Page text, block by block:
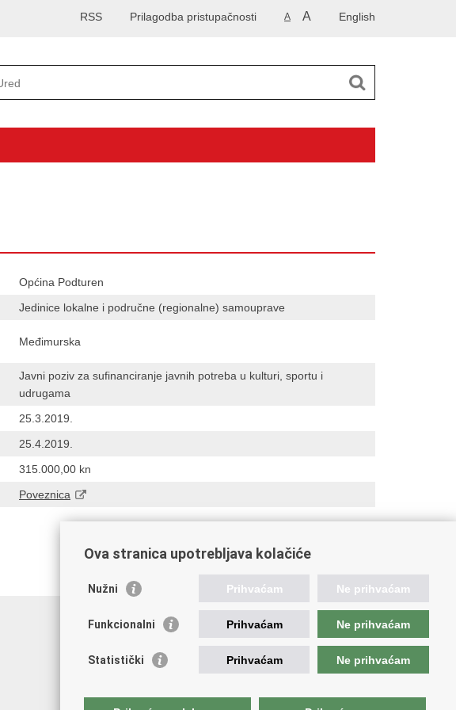
English
A A
Prilagodba pristupačnosti
RSS
Općina Podturen
Jedinice lokalne i područne (regionalne) samouprave
Međimurska
Javni poziv za sufinanciranje javnih potreba u kulturi, sportu i
udrugama
25.3.2019.
25.4.2019.
315.000,00 kn
Poveznica
Važne poveznice
Vlada Republike Hrvatske
Registar udruga
Ova stranica upotrebljava kolačiće
Nužni Prihvaćam Ne prihvaćam
Funkcionalni Prihvaćam Ne prihvaćam
Statistički Prihvaćam Ne prihvaćam